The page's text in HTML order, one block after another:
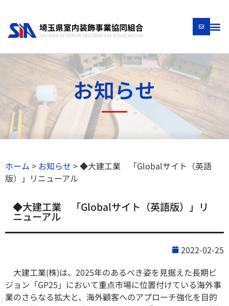
お知らせ
ホーム > お知らせ >◆大建工業 「Globalサイト（英語
版）」リニューアル
◆大建工業 「Globalサイト（英語版）」リ
ニューアル
2022-02-25
大建工業(株)は、2025年のあるべき姿を見据えた長期ビ
ジョン「GP25」において重点市場に位置付けている海外事
業のさらなる拡大と、海外顧客へのアプローチ強化を目的